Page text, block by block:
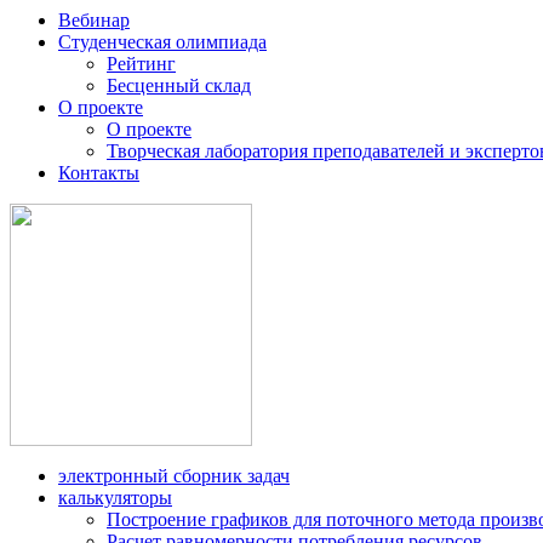
Вебинар
Студенческая олимпиада
Рейтинг
Бесценный склад
О проекте
О проекте
Творческая лаборатория преподавателей и
Контакты
электронный сборник задач
калькуляторы
Построение графиков для поточного метода